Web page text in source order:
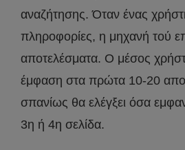
αναζήτησης. Όταν ένας
πληροφορίες, η μηχανή τού
αποτελέσματα. Ο μέσος
έμφαση στα πρώτα 10-20
σπανίως θα ελέγξει όσα
3η ή 4η σελίδα.